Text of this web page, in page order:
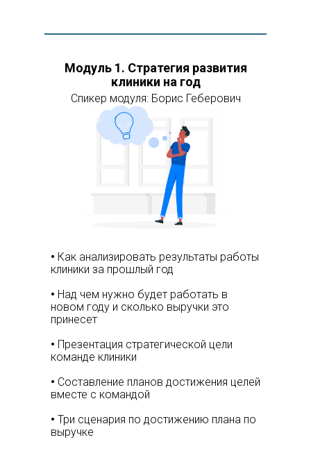
Модуль 1. Стратегия развития
клиники на год
• Как анализировать результаты работы
клиники за прошлый год
• Над чем нужно будет работать в
новом году и сколько выручки это
принесет
• Презентация стратегической цели
команде клиники
• Составление планов достижения целей
вместе с командой
• Три сценария по достижению плана по
выручке
Спикер модуля: Борис Геберович